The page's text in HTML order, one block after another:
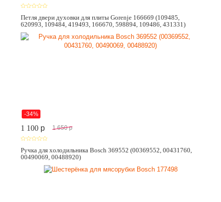
Петля двери духовки для плиты Gorenje 166669 (109485,
620993, 109484, 419493, 166670, 598894, 109486, 431331)
-34%
1 100 p 1 650 p
Ручка для холодильника Bosch 369552 (00369552, 00431760,
00490069, 00488920)